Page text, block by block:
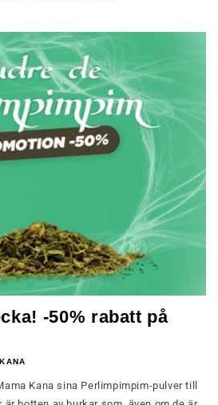
-50% rabatt på
Kana sina Perlimpimpim-pulver till